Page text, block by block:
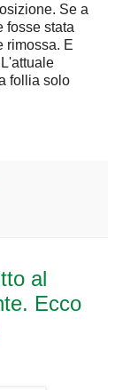
Se a
fosse stata
rimossa. E
follia solo
al
Ecco